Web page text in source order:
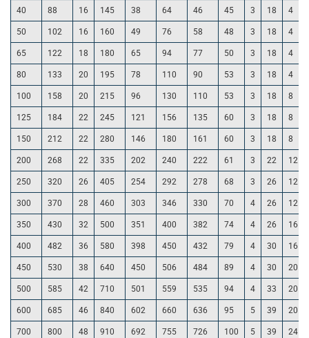
40 88 16 145 38 64 46 45 3 18 4
50 102 16 160 49 76 58 48 3 18 4
65 122 18 180 65 94 77 50 3 18 4
80 133 20 195 78 110 90 53 3 18 4
100 158 20 215 96 130 110 53 3 18 8
125 184 22 245 121 156 135 60 3 18 8
150 212 22 280 146 180 161 60 3 18 8
200 268 22 335 202 240 222 61 3 22 12
250 320 26 405 254 292 278 68 3 26 12
300 370 28 460 303 346 330 70 4 26 12
350 430 32 500 351 400 382 74 4 26 16
400 482 36 580 398 450 432 79 4 30 16
450 530 38 640 450 506 484 89 4 30 20
500 585 42 710 501 559 535 94 4 33 20
600 685 46 840 602 660 636 95 5 39 20
700 800 48 910 692 755 726 100 5 39 24